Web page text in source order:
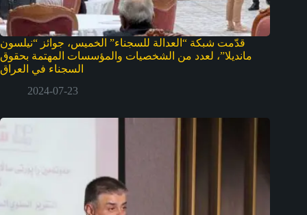
قدّمت شبكة “العدالة للسجناء” الخميس، جوائز “نيلسون
مانديلا”، لعدد من الشخصيات والمؤسسات المهتمة بحقوق
السجناء في العراق
2024-07-23